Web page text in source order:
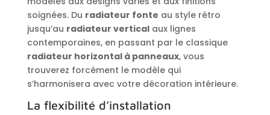
soignées. Du radiateur fonte au style rétro
jusqu’au radiateur verticalaux lignes
contemporaines, en passant par le classique
radiateur horizontal à panneaux, vous
trouverez forcément le modèle qui
s’harmonisera avec votre décoration intérieure.
La flexibilité d’installation